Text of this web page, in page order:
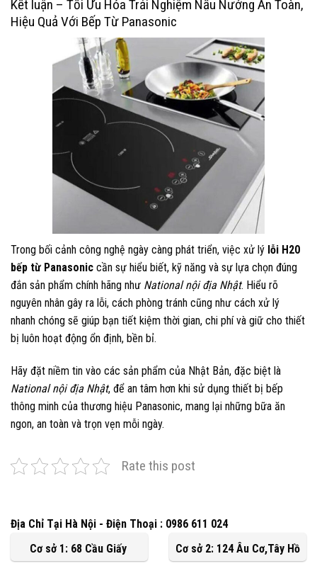
Kết luận – Tối Ưu Hóa Trải Nghiệm Nấu Nướng An Toàn,
Hiệu Quả Với Bếp Từ Panasonic
Trong bối cảnh công nghệ ngày càng phát triển, việc xử lý lỗi H20
bếp từ Panasonic cần sự hiểu biết, kỹ năng và sự lựa chọn đúng
đắn sản phẩm chính hãng như National nội địa Nhật. Hiểu rõ
nguyên nhân gây ra lỗi, cách phòng tránh cũng như cách xử lý
nhanh chóng sẽ giúp bạn tiết kiệm thời gian, chi phí và giữ cho thiết
bị luôn hoạt động ổn định, bền bỉ.
Hãy đặt niềm tin vào các sản phẩm của Nhật Bản, đặc biệt là
National nội địa Nhật, để an tâm hơn khi sử dụng thiết bị bếp
thông minh của thương hiệu Panasonic, mang lại những bữa ăn
ngon, an toàn và trọn vẹn mỗi ngày.
Rate this post
Địa Chỉ Tại Hà Nội - Điện Thoại : 0986 611 024
Cơ sở 1: 68 Cầu Giấy
Cơ sở 2: 124 Âu Cơ,Tây Hồ